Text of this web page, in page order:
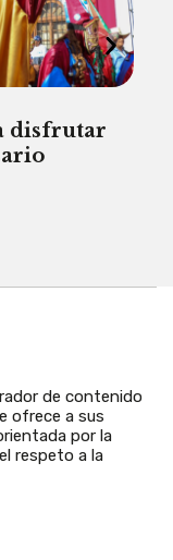
disfrutar
de contenido
ofrece a sus
por la
respeto a la